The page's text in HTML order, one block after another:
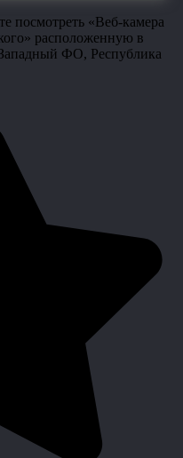
посмотреть «Веб-камера
расположенную в
Западный ФО, Республика